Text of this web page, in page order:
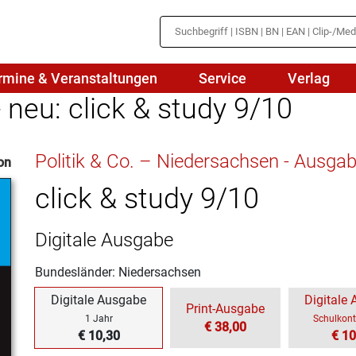
Medienbildung
Naturwissenschaften/NuT
Physik
Politik
Religion
Spanisch
& Veranstaltungen Service Verlag
neu: click & study 9/10
Politik & Co. – Niedersachsen -
click & study 9/10
Digitale Ausgabe
Bundesländer: Niedersachsen
Digitale Ausgabe
1 Jahr
€ 10,30
Print-Ausgabe
€ 38,00
Digitale
€